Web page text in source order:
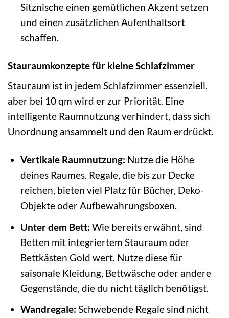
Sitznische einen gemütlichen Akzent setzen
und einen zusätzlichen Aufenthaltsort
schaffen.
Stauraumkonzepte für kleine Schlafzimmer
Stauraum ist in jedem Schlafzimmer essenziell,
aber bei 10 qm wird er zur Priorität. Eine
intelligente Raumnutzung verhindert, dass sich
Unordnung ansammelt und den Raum erdrückt.
Vertikale Raumnutzung: Nutze die Höhe
deines Raumes. Regale, die bis zur Decke
reichen, bieten viel Platz für Bücher, Deko-
Objekte oder Aufbewahrungsboxen.
Unter dem Bett: Wie bereits erwähnt, sind
Betten mit integriertem Stauraum oder
Bettkästen Gold wert. Nutze diese für
saisonale Kleidung, Bettwäsche oder andere
Gegenstände, die du nicht täglich benötigst.
Wandregale: Schwebende Regale sind nicht